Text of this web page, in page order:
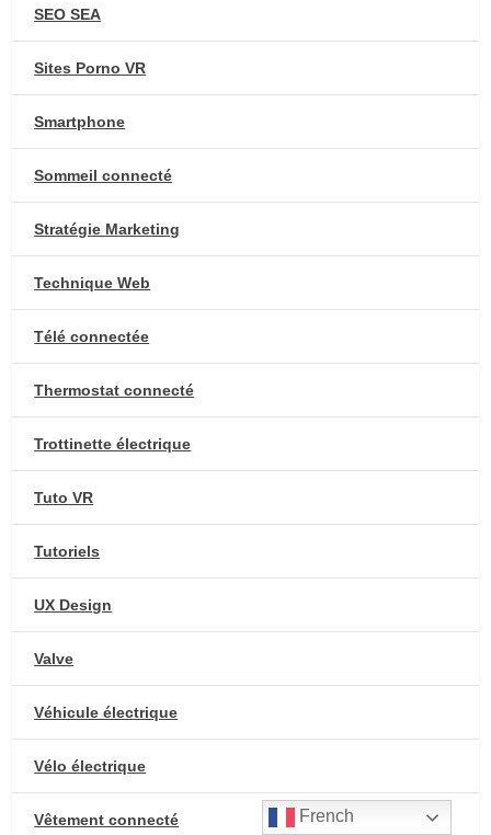
SEO SEA
Sites Porno VR
Smartphone
Sommeil connecté
Stratégie Marketing
Technique Web
Télé connectée
Thermostat connecté
Trottinette électrique
Tuto VR
Tutoriels
UX Design
Valve
Véhicule électrique
Vélo électrique
Vêtement connecté French